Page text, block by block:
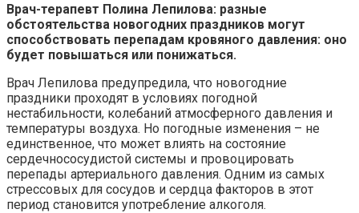
Врач-терапевт Полина Лепилова: разные
обстоятельства новогодних праздников могут
способствовать перепадам кровяного давления: оно
будет повышаться или понижаться.
Врач Лепилова предупредила, что новогодние
праздники проходят в условиях погодной
нестабильности, колебаний атмосферного давления и
температуры воздуха. Но погодные изменения – не
единственное, что может влиять на состояние
сердечнососудистой системы и провоцировать
перепады артериального давления. Одним из самых
стрессовых для сосудов и сердца факторов в этот
период становится употребление алкоголя.